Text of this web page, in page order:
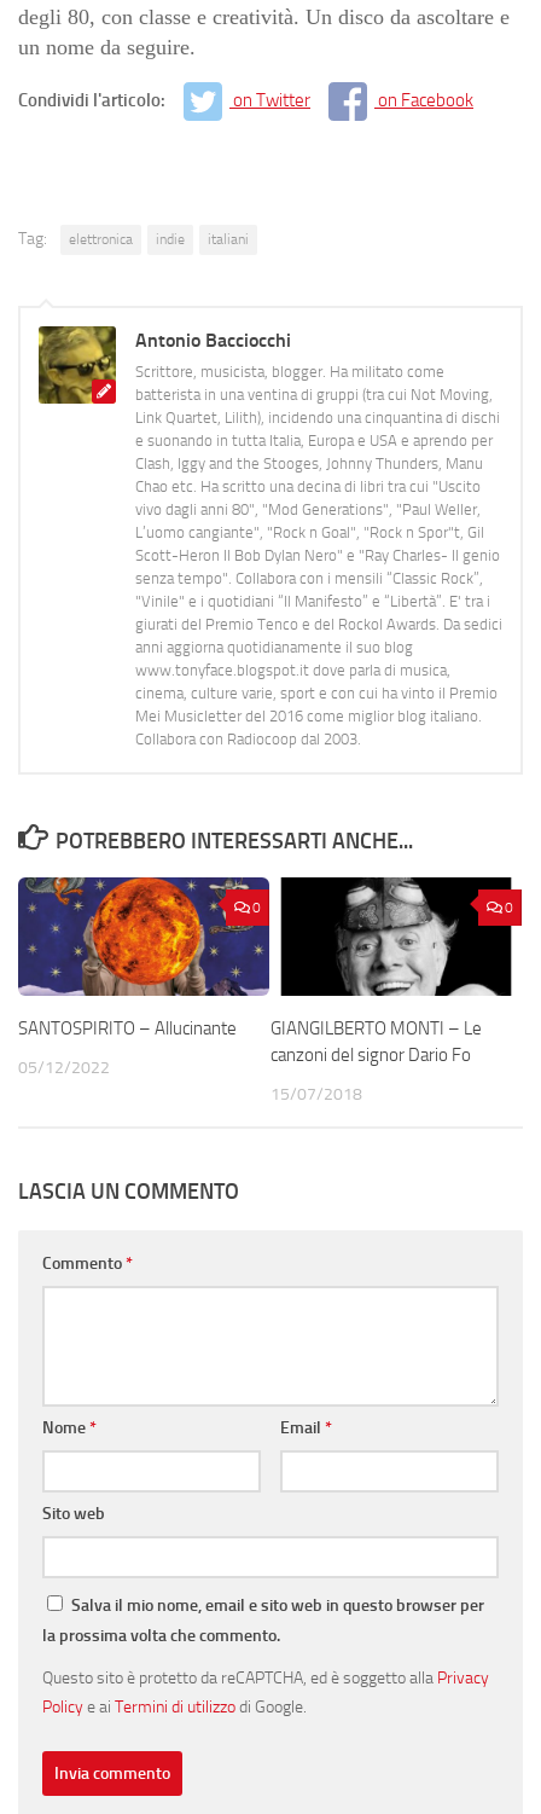
degli 80, con classe e creatività. Un disco da ascoltare e
un nome da seguire.
Condividi l'articolo: on Twitter on Facebook
Tag: elettronica indie italiani
Antonio Bacciocchi
Scrittore, musicista, blogger. Ha militato come
batterista in una ventina di gruppi (tra cui Not Moving,
Link Quartet, Lilith), incidendo una cinquantina di dischi
e suonando in tutta Italia, Europa e USA e aprendo per
Clash, Iggy and the Stooges, Johnny Thunders, Manu
Chao etc. Ha scritto una decina di libri tra cui "Uscito
vivo dagli anni 80", "Mod Generations", "Paul Weller,
L’uomo cangiante", "Rock n Goal", "Rock n Spor"t, Gil
Scott-Heron Il Bob Dylan Nero" e "Ray Charles- Il genio
senza tempo". Collabora con i mensili “Classic Rock”,
"Vinile" e i quotidiani “Il Manifesto” e “Libertà”. E' tra i
giurati del Premio Tenco e del Rockol Awards. Da sedici
anni aggiorna quotidianamente il suo blog
www.tonyface.blogspot.it dove parla di musica,
cinema, culture varie, sport e con cui ha vinto il Premio
Mei Musicletter del 2016 come miglior blog italiano.
Collabora con Radiocoop dal 2003.
POTREBBERO INTERESSARTI ANCHE...
0
SANTOSPIRITO – Allucinante
05/12/2022
0
GIANGILBERTO MONTI – Le
canzoni del signor Dario Fo
15/07/2018
LASCIA UN COMMENTO
Commento*
Nome* Email *
Sito web
Salva il mio nome, email e sito web in questo browser per
la prossima volta che commento.
Questo sito è protetto da reCAPTCHA, ed è soggetto alla Privacy
Policye ai Termini di utilizzodi Google.